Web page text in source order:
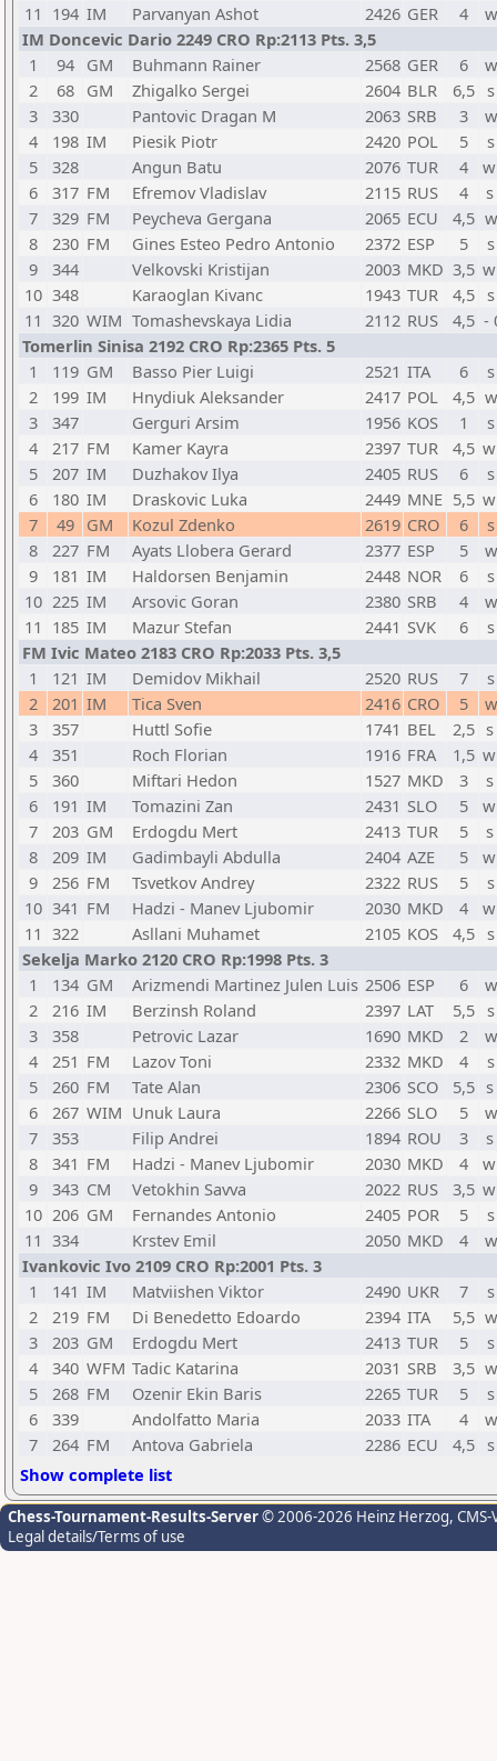
11 194 IM Parvanyan Ashot 2426 GER 4
IM Doncevic Dario 2249 CRO Rp:2113 Pts. 3,5
1
94 GM Buhmann Rainer 2568 GER 6
2
68 GM Zhigalko Sergei 2604 BLR 6,5
3
330 Pantovic Dragan M 2063 SRB 3
4
198 IM Piesik Piotr 2420 POL 5
5
328 Angun Batu 2076 TUR 4
6
317 FM Efremov Vladislav 2115 RUS 4
7
329 FM Peycheva Gergana 2065 ECU 4,5
8
230 FM Gines Esteo Pedro Antonio 2372 ESP 5
9
344 Velkovski Kristijan 2003 MKD 3,5
10 348 Karaoglan Kivanc 1943 TUR 4,5
11 320 WIM Tomashevskaya Lidia 2112 RUS 4,5 -
Tomerlin Sinisa 2192 CRO Rp:2365 Pts. 5
1
119 GM Basso Pier Luigi 2521 ITA 6
2
199 IM Hnydiuk Aleksander 2417 POL 4,5
3
347 Gerguri Arsim 1956 KOS 1
4
217 FM Kamer Kayra 2397 TUR 4,5
5
207 IM Duzhakov Ilya 2405 RUS 6
6
180 IM Draskovic Luka 2449 MNE 5,5
7
49 GM Kozul Zdenko 2619 CRO 6
8
227 FM Ayats Llobera Gerard 2377 ESP 5
9
181 IM Haldorsen Benjamin 2448 NOR 6
10 225 IM Arsovic Goran 2380 SRB 4
11 185 IM Mazur Stefan 2441 SVK 6
FM Ivic Mateo 2183 CRO Rp:2033 Pts. 3,5
1
121 IM Demidov Mikhail 2520 RUS 7
2
201 IM Tica Sven 2416 CRO 5
3
357 Huttl Sofie 1741 BEL 2,5
4
351 Roch Florian 1916 FRA 1,5
5
360 Miftari Hedon 1527 MKD 3
6
191 IM Tomazini Zan 2431 SLO 5
7
203 GM Erdogdu Mert 2413 TUR 5
8
209 IM Gadimbayli Abdulla 2404 AZE 5
9
256 FM Tsvetkov Andrey 2322 RUS 5
10 341 FM Hadzi - Manev Ljubomir 2030 MKD 4
11 322 Asllani Muhamet 2105 KOS 4,5
Sekelja Marko 2120 CRO Rp:1998 Pts. 3
1
134 GM Arizmendi Martinez Julen Luis 2506 ESP 6
2
216 IM Berzinsh Roland 2397 LAT 5,5
3
358 Petrovic Lazar 1690 MKD 2
4
251 FM Lazov Toni 2332 MKD 4
5
260 FM Tate Alan 2306 SCO 5,5
6
267 WIM Unuk Laura 2266 SLO 5
7
353 Filip Andrei 1894 ROU 3
8
341 FM Hadzi - Manev Ljubomir 2030 MKD 4
9
343 CM Vetokhin Savva 2022 RUS 3,5
10 206 GM Fernandes Antonio 2405 POR 5
11 334 Krstev Emil 2050 MKD 4
Ivankovic Ivo 2109 CRO Rp:2001 Pts. 3
1
141 IM Matviishen Viktor 2490 UKR 7
2
219 FM Di Benedetto Edoardo 2394 ITA 5,5
3
203 GM Erdogdu Mert 2413 TUR 5
4
340 WFM Tadic Katarina 2031 SRB 3,5
5
268 FM Ozenir Ekin Baris 2265 TUR 5
6
339 Andolfatto Maria 2033 ITA 4
7
264 FM Antova Gabriela 2286 ECU 4,5
Show complete list
Chess-Tournament-Results-Server© 2006-2026 Heinz Herzog,
Legal details/Terms of use